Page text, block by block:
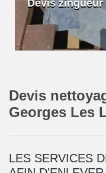
Devis zingueur
Devis
Georges Les
LES SERVICES